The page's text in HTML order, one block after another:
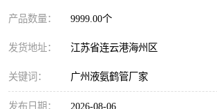
产品数量： 9999.00个
发货地址： 江苏省连云港海州区
关键词： 广州液氨鹤管厂家
发布日期： 2026-08-06